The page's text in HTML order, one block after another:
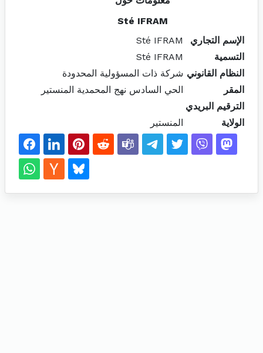
Sté IFRAM
الإسم التجاري
Sté IFRAM
التسمية
Sté IFRAM
النظام القانوني شركة ذات المسؤولية المحدودة
المقر
الحي السادس نهج المحمدية المنستير
الترقيم البريدي
الولاية
المنستير